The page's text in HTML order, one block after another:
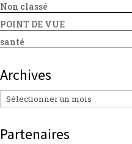
Non classé
POINT DE VUE
santé
Archives
Archives
Partenaires